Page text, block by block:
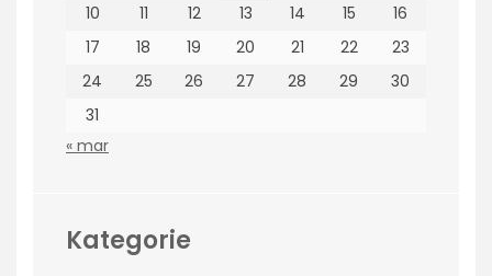
10
11 12 13 14 15
16
17
18 19 20 21 22
23
24
25 26 27 28 29
30
31
« mar
Kategorie